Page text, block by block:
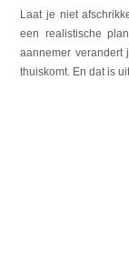
Laat je niet
een realistische
aannemer
thuiskomt. En dat is